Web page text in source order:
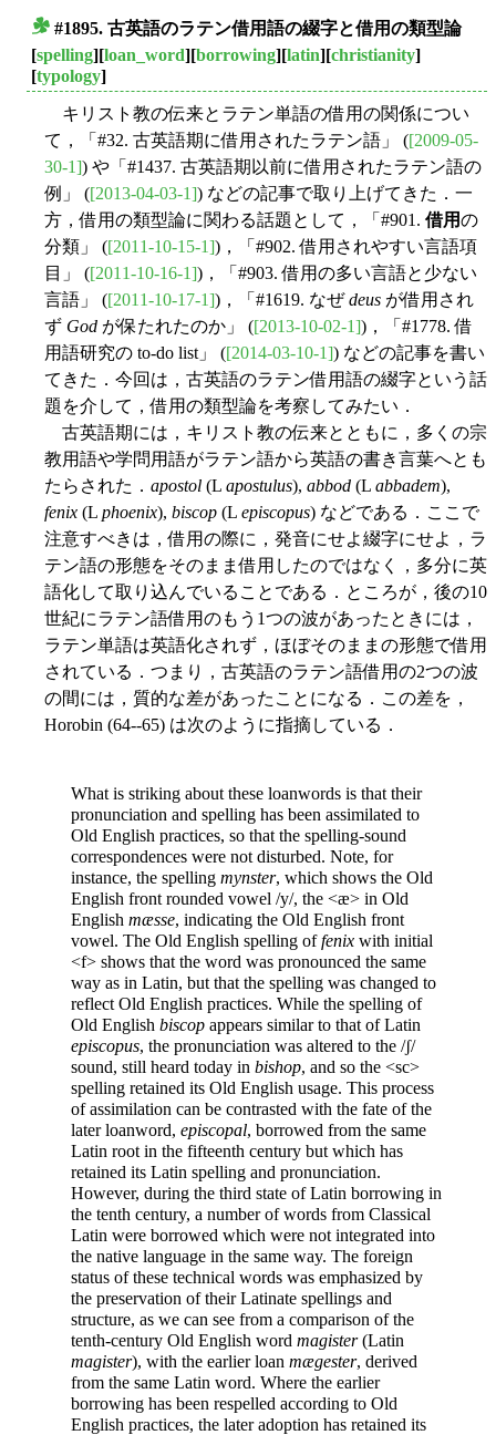
#1895. 古英語のラテン借用語の綴字と借用の類型論
[spelling][loan_word][borrowing][latin][christianity]
[typology]
キリスト教の伝来とラテン単語の借用の関係につい
て，「#32. 古英語期に借用されたラテン語」 ([2009-05-
30-1]) や「#1437. 古英語期以前に借用されたラテン語の
例」 ([2013-04-03-1]) などの記事で取り上げてきた．一
方，借用の類型論に関わる話題として，「#901. 借用の
分類」 ([2011-10-15-1])，「#902. 借用されやすい言語項
目」 ([2011-10-16-1])，「#903. 借用の多い言語と少ない
言語」 ([2011-10-17-1])，「#1619. なぜdeus が借用され
ず God が保たれたのか」 ([2013-10-02-1])，「#1778. 借
用語研究の to-do list」 ([2014-03-10-1]) などの記事を書い
てきた．今回は，古英語のラテン借用語の綴字という話
題を介して，借用の類型論を考察してみたい．
古英語期には，キリスト教の伝来とともに，多くの宗
教用語や学問用語がラテン語から英語の書き言葉へとも
たらされた． apostol (L apostulus), abbod (L abbadem),
fenix (L phoenix), biscop (L episcopus) などである．ここで
注意すべきは，借用の際に，発音にせよ綴字にせよ，ラ
テン語の形態をそのまま借用したのではなく，多分に英
語化して取り込んでいることである．ところが，後の10
世紀にラテン語借用のもう1つの波があったときには，
ラテン単語は英語化されず，ほぼそのままの形態で借用
されている．つまり，古英語のラテン語借用の2つの波
の間には，質的な差があったことになる．この差を，
Horobin (64--65) は次のように指摘している．
What is striking about these loanwords is that their
pronunciation and spelling has been assimilated to
Old English practices, so that the spelling-sound
correspondences were not disturbed. Note, for
instance, the spelling mynster, which shows the Old
English front rounded vowel /y/, the <æ> in Old
English mæsse, indicating the Old English front
vowel. The Old English spelling offenix with initial
<f> shows that the word was pronounced the same
way as in Latin, but that the spelling was changed to
reflect Old English practices. While the spelling of
Old English biscop appears similar to that of Latin
episcopus, the pronunciation was altered to the /ʃ/
sound, still heard today in bishop, and so the <sc>
spelling retained its Old English usage. This process
of assimilation can be contrasted with the fate of the
later loanword, episcopal, borrowed from the same
Latin root in the fifteenth century but which has
retained its Latin spelling and pronunciation.
However, during the third state of Latin borrowing in
the tenth century, a number of words from Classical
Latin were borrowed which were not integrated into
the native language in the same way. The foreign
status of these technical words was emphasized by
the preservation of their Latinate spellings and
structure, as we can see from a comparison of the
tenth-century Old English word magister(Latin
magister), with the earlier loan mægester, derived
from the same Latin word. Where the earlier
borrowing has been respelled according to Old
English practices, the later adoption has retained its